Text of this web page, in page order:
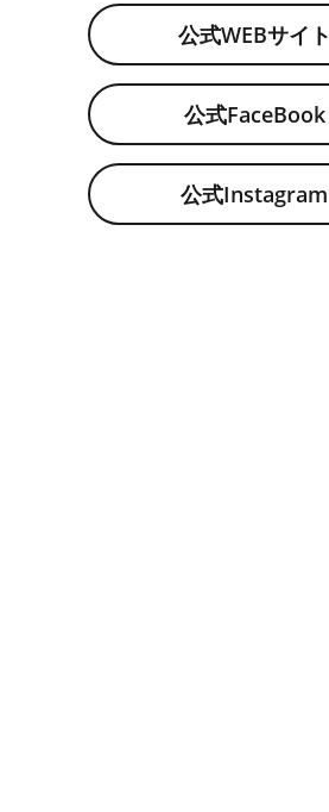
公式WEBサイト
公式FaceBook
公式Instagram